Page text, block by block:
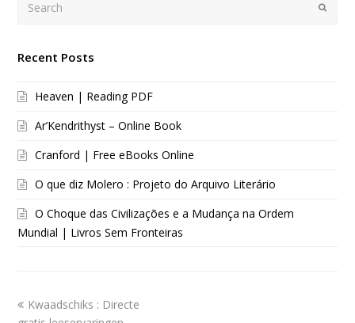
Submit
Recent Posts
Heaven | Reading PDF
Ar’Kendrithyst – Online Book
Cranford | Free eBooks Online
O que diz Molero : Projeto do Arquivo Literário
O Choque das Civilizações e a Mudança na Ordem
Mundial | Livros Sem Fronteiras
Kwaadschiks : Directe